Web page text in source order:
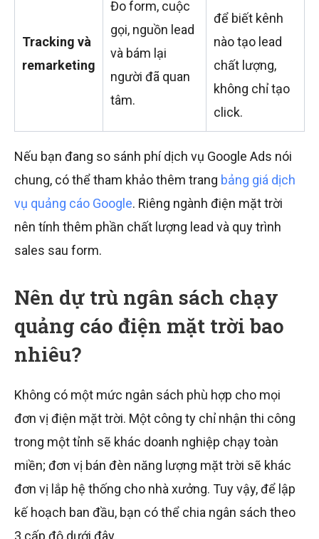
Tracking và
remarketing
Đo form, cuộc
gọi, nguồn lead
và bám lại
người đã quan
tâm.
để biết kênh
nào tạo lead
chất lượng,
không chỉ tạo
click.
Nếu bạn đang so sánh phí dịch vụ Google Ads nói
chung, có thể tham khảo thêm trang bảng giá dịch
vụ quảng cáo Google. Riêng ngành điện mặt trời
nên tính thêm phần chất lượng lead và quy trình
sales sau form.
Nên dự trù ngân sách chạy
quảng cáo điện mặt trời bao
nhiêu?
Không có một mức ngân sách phù hợp cho mọi
đơn vị điện mặt trời. Một công ty chỉ nhận thi công
trong một tỉnh sẽ khác doanh nghiệp chạy toàn
miền; đơn vị bán đèn năng lượng mặt trời sẽ khác
đơn vị lắp hệ thống cho nhà xưởng. Tuy vậy, để lập
kế hoạch ban đầu, bạn có thể chia ngân sách theo
3 cấp độ dưới đây.